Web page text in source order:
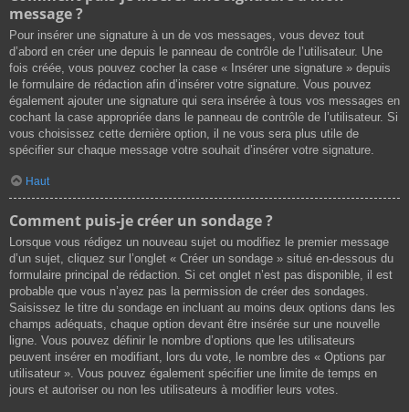
message ?
Pour insérer une signature à un de vos messages, vous devez tout
d’abord en créer une depuis le panneau de contrôle de l’utilisateur. Une
fois créée, vous pouvez cocher la case « Insérer une signature » depuis
le formulaire de rédaction afin d’insérer votre signature. Vous pouvez
également ajouter une signature qui sera insérée à tous vos messages en
cochant la case appropriée dans le panneau de contrôle de l’utilisateur. Si
vous choisissez cette dernière option, il ne vous sera plus utile de
spécifier sur chaque message votre souhait d’insérer votre signature.
Haut
Comment puis-je créer un sondage ?
Lorsque vous rédigez un nouveau sujet ou modifiez le premier message
d’un sujet, cliquez sur l’onglet « Créer un sondage » situé en-dessous du
formulaire principal de rédaction. Si cet onglet n’est pas disponible, il est
probable que vous n’ayez pas la permission de créer des sondages.
Saisissez le titre du sondage en incluant au moins deux options dans les
champs adéquats, chaque option devant être insérée sur une nouvelle
ligne. Vous pouvez définir le nombre d’options que les utilisateurs
peuvent insérer en modifiant, lors du vote, le nombre des « Options par
utilisateur ». Vous pouvez également spécifier une limite de temps en
jours et autoriser ou non les utilisateurs à modifier leurs votes.